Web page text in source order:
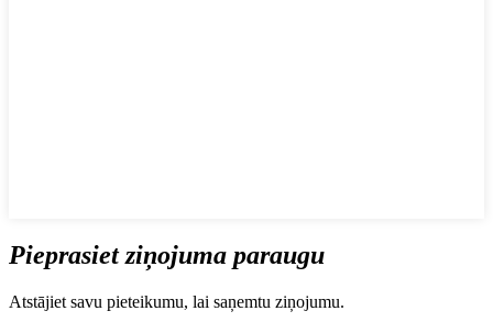
Pieprasiet ziņojuma paraugu
Atstājiet savu pieteikumu, lai saņemtu ziņojumu.